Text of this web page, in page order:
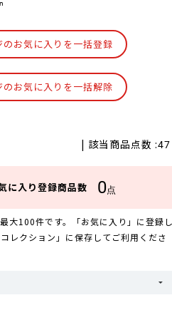
のお気に入りを一括登録
のお気に入りを一括解除
| 該当商品点数 :47
に入り登録商品数 0点
大100件です。「お気に入り」に登録
レクション」に保存してご利用くださ